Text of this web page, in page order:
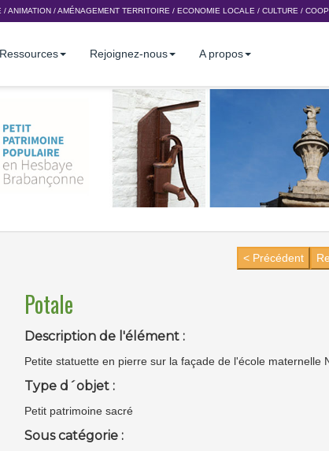
/ANIMATION /AMÉNAGEMENT TERRITOIRE / ECONOMIE LOCALE / CULTURE /
Ressources Rejoignez-nous A propos
< Précédent
Potale
Description de l'élément :
Petite statuette en pierre sur la façade de l'école maternelle
Type d´objet :
Petit patrimoine sacré
Sous catégorie :